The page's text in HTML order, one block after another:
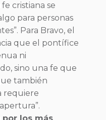
cristiana se
para personas
Para Bravo, el
que el pontífice
ni
sino una fe que
también
requiere